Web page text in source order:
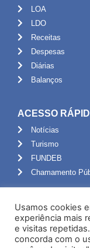
LOA
LDO
Receitas
Despesas
Diárias
Balanços
ACESSO
Notícias
Turismo
FUNDEB
Chamamento
Portal do
Webmail
Administração
Usamos cookies
experiência mais
e visitas
concorda com o